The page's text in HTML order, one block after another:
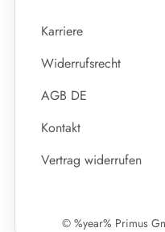
Karriere
Widerrufsrecht
AGB DE
Kontakt
Vertrag widerrufen
© %year% Primus